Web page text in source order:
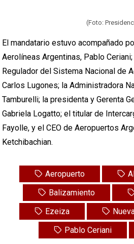
(Foto:
El mandatario estuvo acompañado
Aerolíneas Argentinas, Pablo
Regulador del Sistema Nacional de
Carlos Lugones; la Administradora
Tamburelli; la presidenta y Gerenta
Gabriela Logatto; el titular de
Fayolle, y el CEO de Aeropuertos
Ketchibachian.
Aeropuerto
Balizamiento
Ezeiza
Pablo Ceriani